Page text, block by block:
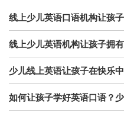
线上少儿英语口语机构让孩
线上少儿英语机构让孩子拥
少儿线上英语让孩子在快乐
如何让孩子学好英语口语？